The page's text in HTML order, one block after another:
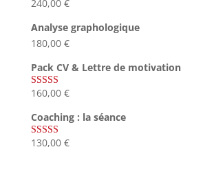
Note4.83
240,00 €
Analyse graphologique
180,00 €
Pack CV & Lettre de motivation
Note5.00
160,00 €
Coaching : la séance
Note4.67
130,00 €